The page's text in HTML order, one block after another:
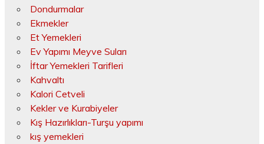
Dondurmalar
Ekmekler
Et Yemekleri
Ev Yapımı Meyve Suları
İftar Yemekleri Tarifleri
Kahvaltı
Kalori Cetveli
Kekler ve Kurabiyeler
Kış Hazırlıkları-Turşu yapımı
kış yemekleri